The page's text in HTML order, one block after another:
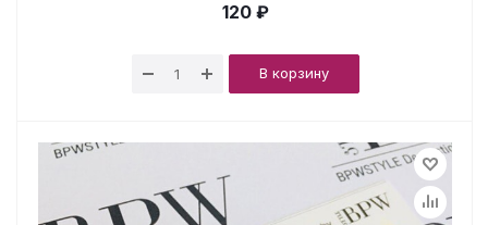
120 ₽
В корзину